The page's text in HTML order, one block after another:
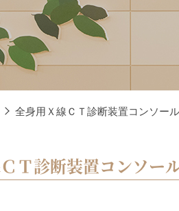
全身用Ｘ線ＣＴ診断装置コンソー
Ｔ診断装置コンソー